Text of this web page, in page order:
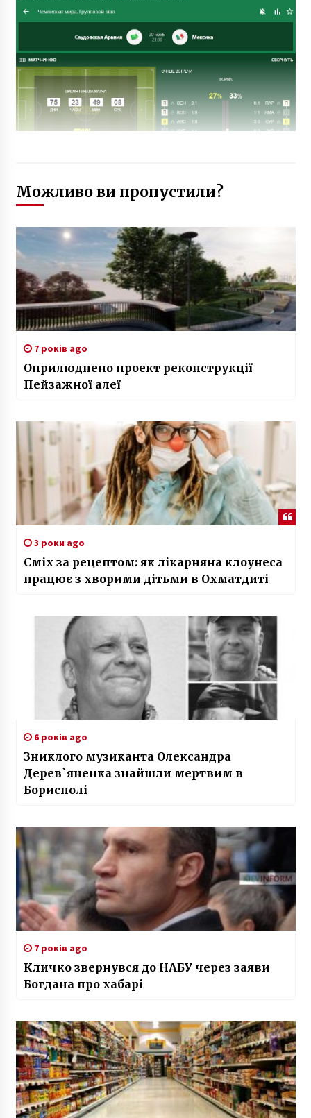
Можливо ви пропустили?
7 років ago
Оприлюднено проект реконструкції
Пейзажної алеї
3 роки ago
Сміх за рецептом: як лікарняна клоунеса
працює з хворими дітьми в Охматдиті
6 років ago
Зниклого музиканта Олександра
Дерев`яненка знайшли мертвим в
Борисполі
7 років ago
Кличко звернувся до НАБУ через заяви
Богдана про хабарі